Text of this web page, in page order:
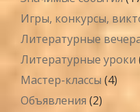
Игры, конкурсы,
Литературные
Литературные уроки
Мастер-классы (4)
Объявления (2)